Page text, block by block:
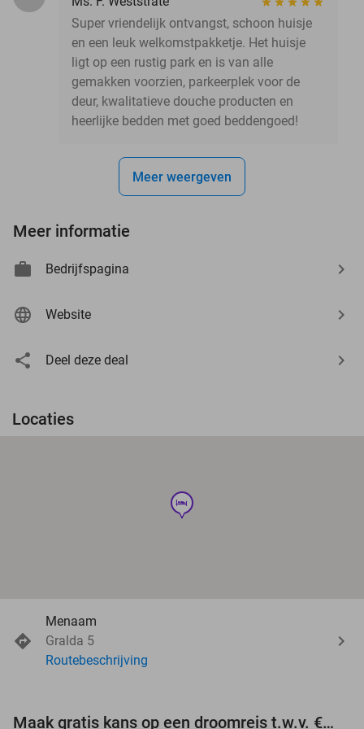
Super vriendelijk ontvangst, schoon huisje
en een leuk welkomstpakketje. Het huisje
ligt op een rustig park en is van alle
gemakken voorzien, parkeerplek voor de
deur, kwalitatieve douche producten en
heerlijke bedden met goed beddengoed!
Meer weergeven
Meer informatie
Bedrijfspagina
Website
Deel deze deal
Locaties
hotel
Menaam
Gralda 5
Routebeschrijving
Maak gratis kans op een droomreis t.w.v. €3.000!